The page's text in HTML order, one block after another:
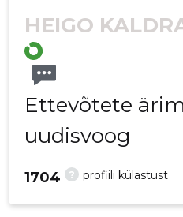
HEIGO
Ettevõtete
uudisvoog
? profiili külastust
1704